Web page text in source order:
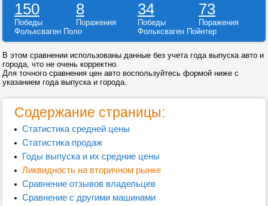
150 8 34 73
Победы Поражения Победы
Поражения
Фольксваген Поло
Фольксваген Пойнтер
В этом сравнении использованы данные без учета года выпуска авто и
города, что не очень корректно.
Для точного сравнения цен авто воспользуйтесь формой ниже с
указанием года выпуска и города.
Содержание страницы:
Статистика средней цены
Статистика продаж
Годы выпуска и их средние цены
Ликвидность на вторичном рынке
Сравнение отзывов владельцев
Сравнение с другими машинами